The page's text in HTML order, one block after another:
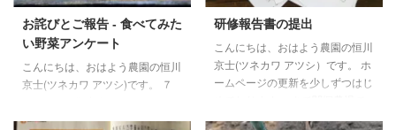
お詫びとご報告 - 食べてみた
い野菜アンケート
こんにちは、おはよう農園の恒川
京士(ツネカワ アツシ)です。 ７
よう農園の『食べてみたい野菜ア
研修報告書の提出
こんにちは、おはよう農園の恒川
京士(ツネカワ アツシ）です。 ホ
ームページの更新を少しずつはじ